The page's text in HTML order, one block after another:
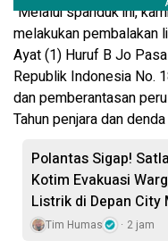
“Melalui spanduk ini,
melakukan pembalakan
Ayat (1) Huruf B Jo
Republik Indonesia No.
dan pemberantasan
Tahun penjara dan
Polantas Sigap!
Kotim Evakuasi
Listrik di Depan City
Tim Humas 2 jam